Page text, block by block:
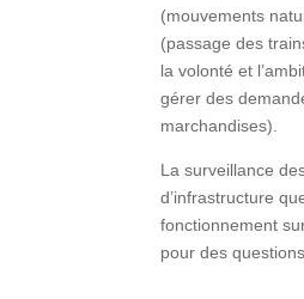
(mouvements
(passage des
la volonté et
gérer des
marchandises).
La surveillance
d’infrastructure
fonctionnement
pour des